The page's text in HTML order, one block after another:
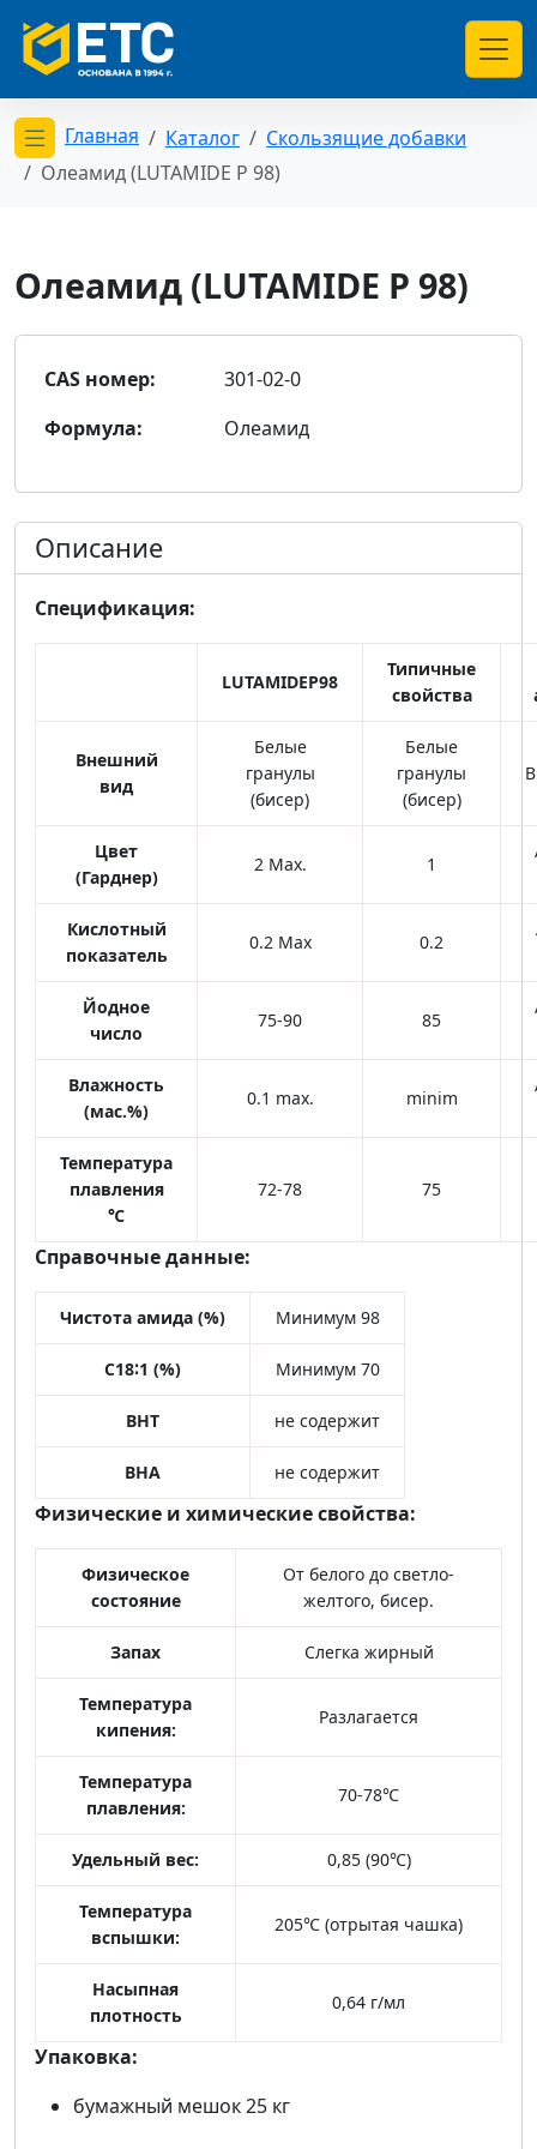
Открыть меню категорий
Главная Каталог
Скользящие добавки
Олеамид (LUTAMIDE P 98)
Олеамид (LUTAMIDE P 98)
CAS номер:
301-02-0
Формула:
Олеамид
Описание
Спецификация:
LUTAMIDEР98
Типичные
свойства
Внешний
вид
Белые
гранулы
(бисер)
Белые
гранулы
(бисер)
Цвет
(Гарднер)
2 Max. 1
Кислотный
показатель
0.2 Max 0.2
Йодное
число
75-90 85
Влажность
(мас.%)
0.1 max. minim
Температура
плавления
℃
72-78 75
Справочные данные:
Чистота амида (%) Минимум 98
C18∶1 (%) Минимум 70
BHT не содержит
BHA не содержит
Физические и химические свойства:
Физическое
состояние
От белого до светло-
желтого, бисер.
Запах Слегка жирный
Температура
кипения:
Разлагается
Температура
плавления:
70-78℃
Удельный вес: 0,85 (90℃)
Температура
вспышки:
205℃ (отрытая чашка)
Насыпная
плотность
0,64 г/мл
Упаковка:
бумажный мешок 25 кг